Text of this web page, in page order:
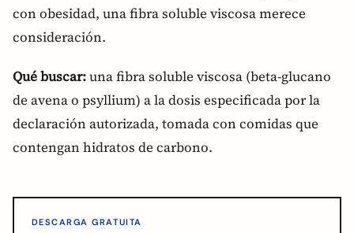
con obesidad, una fibra soluble viscosa merece
consideración.
Qué buscar:una fibra soluble viscosa (beta-glucano
de avena o psyllium) a la dosis especificada por la
declaración autorizada, tomada con comidas que
contengan hidratos de carbono.
DESCARGA GRATUITA